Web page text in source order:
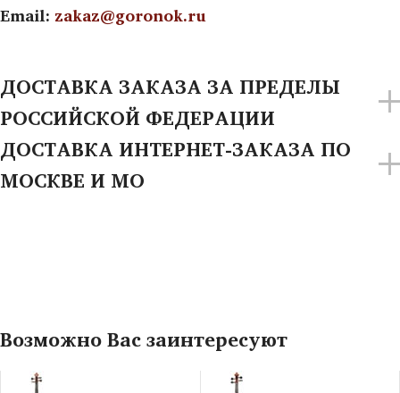
Email: zakaz@goronok.ru
ДОСТАВКА ЗАКАЗА ЗА ПРЕДЕЛЫ
РОССИЙСКОЙ ФЕДЕРАЦИИ
ДОСТАВКА ИНТЕРНЕТ-ЗАКАЗА ПО
МОСКВЕ И МО
Возможно Вас заинтересуют